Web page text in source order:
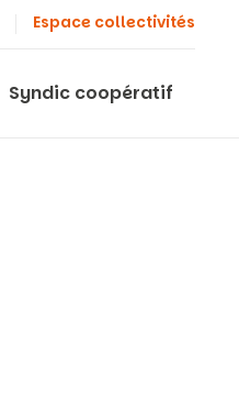
Espace collectivités
Syndic coopératif